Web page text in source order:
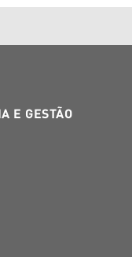
E GESTÃO